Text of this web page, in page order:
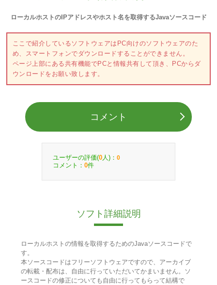
ローカルホストのIPアドレスやホスト名を取得するJavaソースコード
ここで紹介しているソフトウェアはPC向けのソフトウェアのた
め、スマートフォンでダウンロードすることができません。
ページ上部にある共有機能でPCと情報共有して頂き、PCからダ
ウンロードをお願い致します。
コメント
ユーザーの評価(0 人)： 0
コメント： 0件
ソフト詳細説明
ローカルホストの情報を取得するためのJavaソースコードで
す。
本ソースコードはフリーソフトウェアですので、アーカイブ
の転載・配布は、自由に行っていただいてかまいません。ソ
ースコードの修正についても自由に行ってもらって結構で